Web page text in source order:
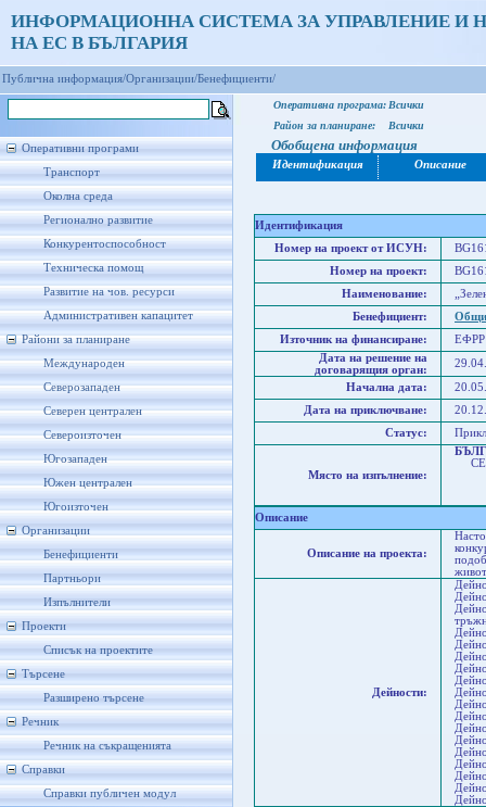
ИНФОРМАЦИОННА СИСТЕМА ЗА УПРАВЛЕНИЕ И
НА ЕС В БЪЛГАРИЯ
Публична информация/Организации/Бенефициенти/
Оперативни програми
Транспорт
Околна среда
Регионално развитие
Конкурентоспособност
Техническа помощ
Развитие на чов. ресурси
Административен капацитет
Райони за планиране
Международен
Северозападен
Северен централен
Североизточен
Югозападен
Южен централен
Югоизточен
Организации
Бенефициенти
Партньори
Изпълнители
Проекти
Списък на проектите
Търсене
Разширено търсене
Речник
Речник на съкращенията
Справки
Справки публичен модул
Оперативна програма: Всички
Район за планиране:
Всички
Обобщена информация
Идентификация Описание
Идентификация
Номер на проект от ИСУН:
Номер на проект:
Наименование:
Бенефициент:
Източник на финансиране:
Дата на решение на
договарящия орган:
Начална дата:
Дата на приключване:
Статус:
Място на изпълнение:
Описание
Описание на проекта:
Дейности: